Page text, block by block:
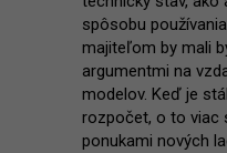
spôsobu
majiteľom by mali
argumentmi na
modelov. Keď je
rozpočet, o to viac
ponukami nových